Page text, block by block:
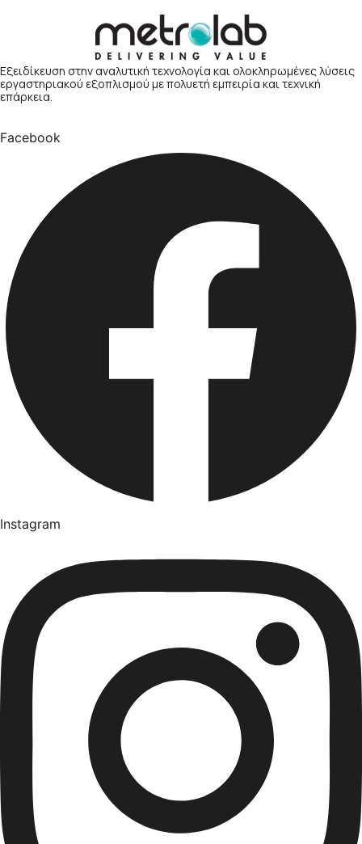
Εξειδίκευση στην αναλυτική τεχνολογία και ολοκληρωμένες λύσεις
εργαστηριακού εξοπλισμού με πολυετή εμπειρία και τεχνική
επάρκεια.
Facebook
Instagram